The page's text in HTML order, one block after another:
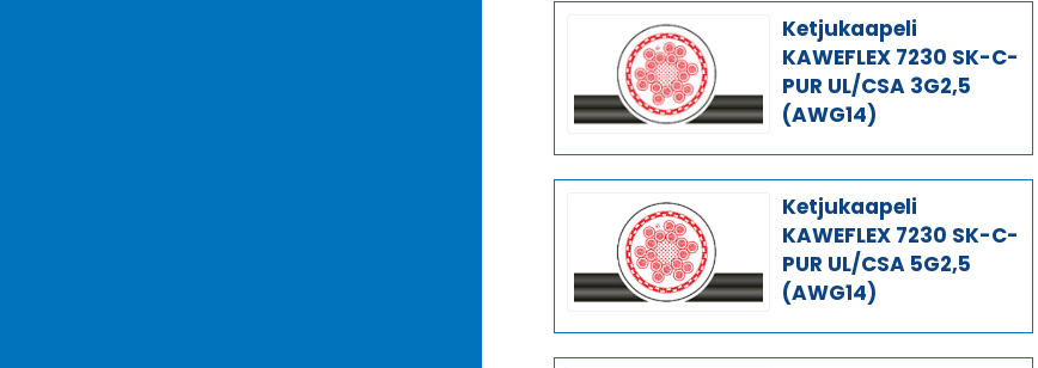
Ketjukaapeli
KAWEFLEX 7230 SK-C-
PUR UL/CSA 3G2,5
(AWG14)
Ketjukaapeli
KAWEFLEX 7230 SK-C-
PUR UL/CSA 5G2,5
(AWG14)